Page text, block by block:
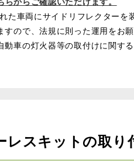
た車両にサイドリフレクターを
ので、法規に則った運用をお願
動車の灯火器等の取付けに関す
レスキットの取り